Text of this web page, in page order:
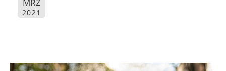
MRZ
2021